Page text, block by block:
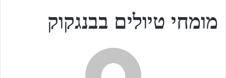
מומחי טיולים בבנגקוק